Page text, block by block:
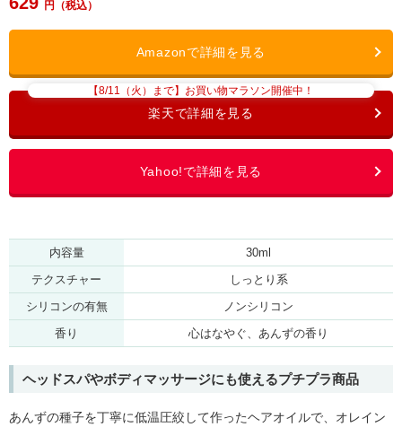
【8/11（火）まで】お買い物マラソン開催中！
内容量
30ml
テクスチャー
しっとり系
シリコンの有無
ノンシリコン
香り
心はなやぐ、あんずの香り
ヘッドスパやボディマッサージにも使えるプチプラ商品
あんずの種子を丁寧に低温圧絞して作ったヘアオイルで、オレイン